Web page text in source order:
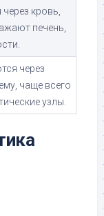
кровь,
печень,
через
чаще всего
узлы.